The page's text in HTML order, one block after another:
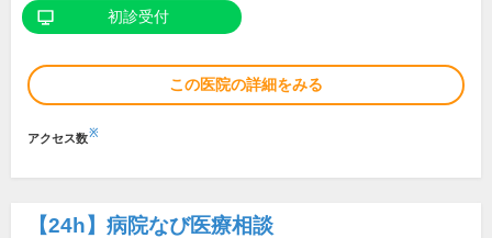
初診受付
この医院の詳細をみる
アクセス数※
【24h】 病院なび医療相談